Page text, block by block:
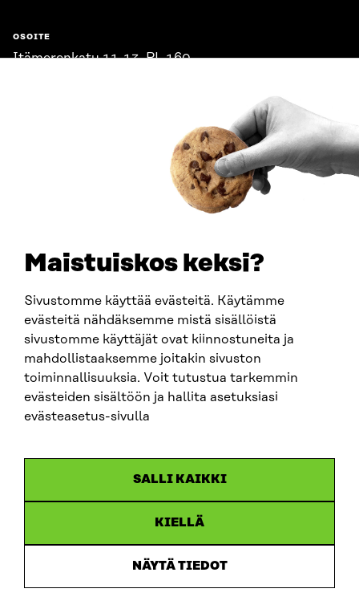
Maistuiskos keksi?
Sivustomme käyttää evästeitä. Käytämme
evästeitä nähdäksemme mistä sisällöistä
sivustomme käyttäjät ovat kiinnostuneita ja
mahdollistaaksemme joitakin sivuston
toiminnallisuuksia. Voit tutustua tarkemmin
evästeiden sisältöön ja hallita asetuksiasi
evästeasetus-sivulla
SALLI KAIKKI
KIELLÄ
NÄYTÄ TIEDOT
OSOITE
Itämerenkatu 11-13, PL 160,
SITRA SOSIAALISESSA MEDIASSA
LinkedIn
Instagram
YouTube
Saavutettavuusseloste
Asiakirjajulkisuus